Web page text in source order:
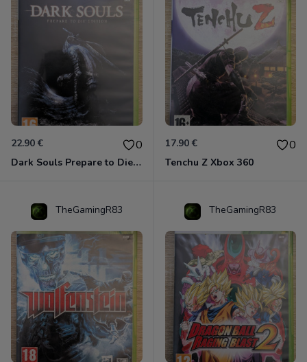
22.90 € 0
Dark Souls Prepare to Die Edition XBOX 360
17.90 € 0
Tenchu Z Xbox 360
TheGamingR83 TheGamingR83